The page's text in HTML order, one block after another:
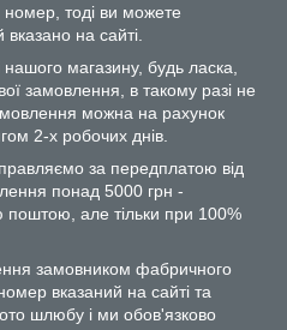
номер, тоді ви можете
на сайті.
магазину, будь ласка,
замовлення, в такому разі не
можна на рахунок
2-х робочих днів.
за передплатою від
понад 5000 грн -
але тільки при 100%
замовником фабричного
вказаний на сайті та
шлюбу і ми обов'язково